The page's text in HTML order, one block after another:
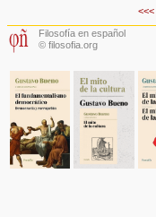
<<<
Filosofía en español
© filosofia.org